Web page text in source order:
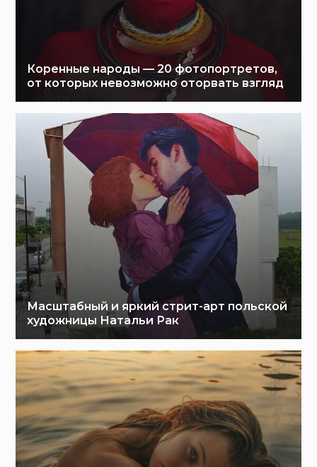
Коренные народы — 20 фотопортретов,
от которых невозможно оторвать взгляд
Масштабный и яркий стрит-арт польской
художницы Натальи Рак